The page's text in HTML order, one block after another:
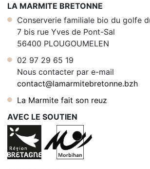
LA MARMITE BRETONNE
Conserverie familiale bio du golfe
7 bis rue Yves de Pont-Sal
56400 PLOUGOUMELEN
02 97 29 65 19
Nous contacter par e-mail
contact@lamarmitebretonne.bzh
La Marmite fait son reuz
AVEC LE SOUTIEN